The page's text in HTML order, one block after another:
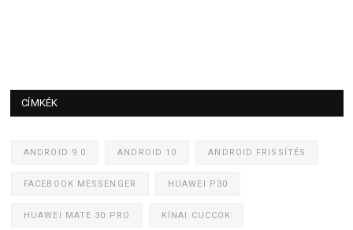
CÍMKÉK
ANDROID 9.0 ANDROID 10 ANDROID FRISSÍTÉS
FACEBOOK MESSENGER HUAWEI P30
HUAWEI MATE 30 PRO KÍNAI CUCCOK